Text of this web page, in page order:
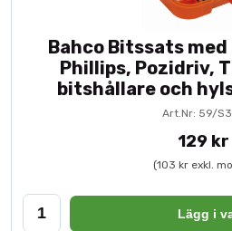
Bahco Bitssats med
Phillips, Pozidriv,
bitshållare och
Art.Nr: 59/
129 kr
(103 kr exkl.
Lägg i